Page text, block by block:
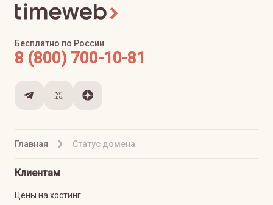
Главная Статус домена
Бесплатно по России
8 (800) 700-10-81
Клиентам
Цены на хостинг